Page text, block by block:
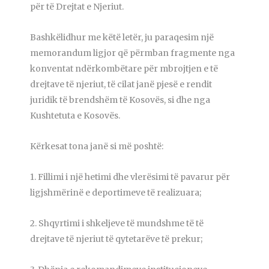
për të Drejtat e Njeriut.
Bashkëlidhur me këtë letër, ju paraqesim një
memorandum ligjor që përmban fragmente nga
konventat ndërkombëtare për mbrojtjen e të
drejtave të njeriut, të cilat janë pjesë e rendit
juridik të brendshëm të Kosovës, si dhe nga
Kushtetuta e Kosovës.
Kërkesat tona janë si më poshtë:
1. Fillimi i një hetimi dhe vlerësimi të pavarur për
ligjshmërinë e deportimeve të realizuara;
2. Shqyrtimi i shkeljeve të mundshme të të
drejtave të njeriut të qytetarëve të prekur;